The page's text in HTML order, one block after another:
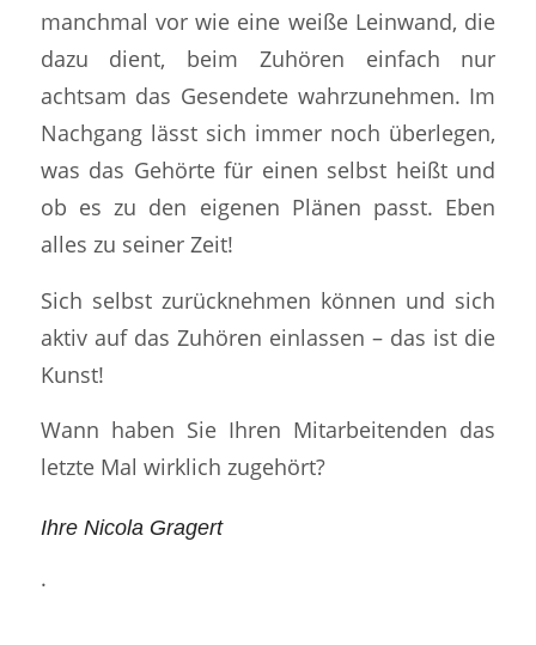
manchmal vor wie eine weiße Leinwand, die
dazu dient, beim Zuhören einfach nur
achtsam das Gesendete wahrzunehmen. Im
Nachgang lässt sich immer noch überlegen,
was das Gehörte für einen selbst heißt und
ob es zu den eigenen Plänen passt. Eben
alles zu seiner Zeit!
Sich selbst zurücknehmen können und sich
aktiv auf das Zuhören einlassen – das ist die
Kunst!
Wann haben Sie Ihren Mitarbeitenden das
letzte Mal wirklich zugehört?
Ihre Nicola Gragert
.